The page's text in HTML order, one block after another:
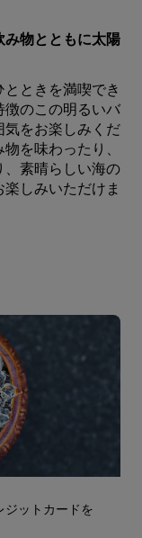
物とともに太陽
ときを満喫でき
徴のこの明るいバ
をお楽しみくだ
を味わったり、
素晴らしい海の
しみいただけま
ジットカードを